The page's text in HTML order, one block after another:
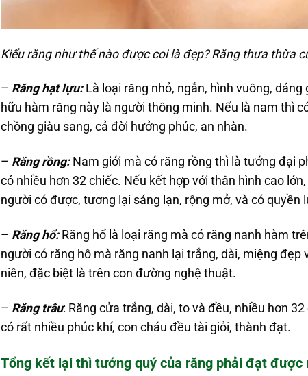
Kiểu răng như thế nào được coi là đẹp? Răng thưa thừa
– Răng hạt lựu:Là loại răng nhỏ, ngắn, hình vuông,
hữu hàm răng này là người thông minh. Nếu là nam thì
chồng giàu sang, cả đời hưởng phúc, an nhàn.
– Răng rồng:Nam giới mà có răng rồng thì là tướng đại
có nhiều hơn 32 chiếc. Nếu kết hợp với thân hình cao
người có được, tương lại sáng lạn, rộng mở, và có quyền
– Răng hổ: Răng hổ là loại răng mà có răng nanh hàm
người có răng hô mà răng nanh lại trắng, dài, miệng
niên, đặc biệt là trên con đường nghệ thuật.
– Răng trâu: Răng cửa trắng, dài, to và đều, nhiều hơn
có rất nhiều phúc khí, con cháu đều tài giỏi, thành đạt.
Tổng kết lại thì tướng quý của răng phải đạt được